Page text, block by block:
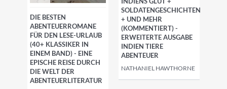
SOLDATENGESCHICHTEN
+ UND MEHR
(KOMMENTIERT) -
ERWEITERTE AUSGABE
INDIEN TIERE
ABENTEUER
NATHANIEL HAWTHORNE
DIE BESTEN
ABENTEUERROMANE
FÜR DEN LESE-URLAUB
(40+ KLASSIKER IN
EINEM BAND) - EINE
EPISCHE REISE DURCH
DIE WELT DER
ABENTEUERLITERATUR